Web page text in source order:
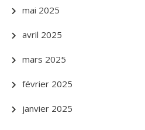
mai 2025
avril 2025
mars 2025
février 2025
janvier 2025